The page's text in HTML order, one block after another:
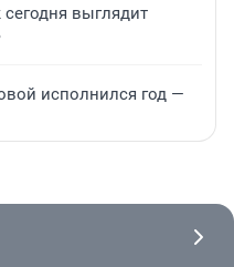
выглядит
исполнился год —